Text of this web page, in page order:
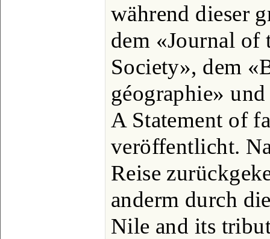
während dieser
dem «Journal of
Society», dem
géographie»
A Statement of
veröffentlicht.
Reise
anderm durch
Nile and its